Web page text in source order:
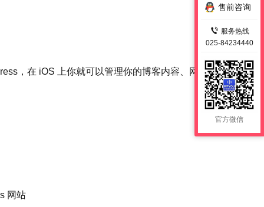
，在 iOS 上你就可以管理你的博客内容、网站，
网站
售前咨询
服务热线
025-84234440
官方微信